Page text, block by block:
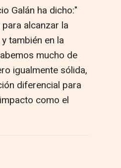
Galán ha dicho:"
alcanzar la
también en la
mucho de
igualmente sólida,
diferencial para
como el